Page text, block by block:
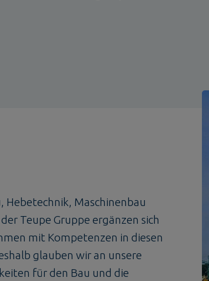
Hebetechnik, Maschinenbau
Teupe Gruppe ergänzen sich
mit Kompetenzen in diesen
glauben wir an unsere
für den Bau und die